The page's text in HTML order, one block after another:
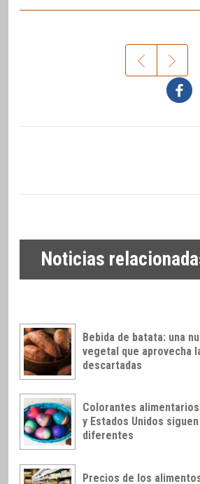
Noticias
Bebida de batata: una
vegetal que aprovecha
descartadas
Colorantes
y Estados Unidos
diferentes
Precios de los